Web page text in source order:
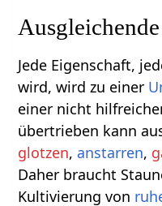
Jede Eigenschaft,
wird, wird zu einer
einer nicht
übertrieben kann
glotzen, anstarren,
Daher braucht
Kultivierung von